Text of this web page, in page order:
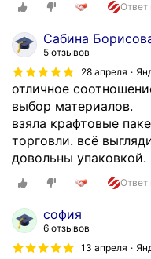
о
к
о
м
п
а
н
е
Ответ
Сабина
5 отзывов
28 апреля
отличное
выбор материалов.
взяла крафтовые
торговли. всё
довольны упаковкой.
Ответ
софия
6 отзывов
13 апреля